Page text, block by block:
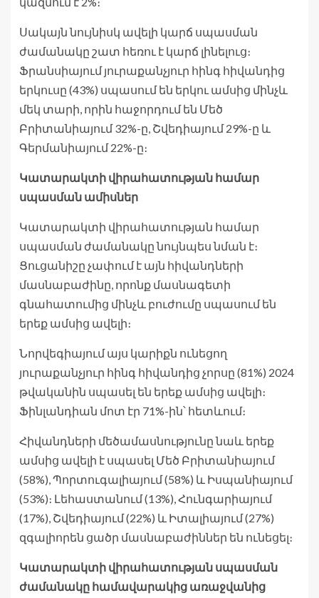
Սակայն նույնիսկ ավելի կարճ սպասման
ժամանակը շատ հեռու է կարճ լինելուց։
Ֆրանսիայում յուրաքանչյուր հինգ հիվանդից
երկուսը (43%) սպասում են երկու ամսից մինչև
մեկ տարի, որին հաջորդում են Մեծ
Բրիտանիայում 32%-ը, Շվեդիայում 29%-ը և
Գերմանիայում 22%-ը։
Կատարակտի վիրահատության համար
սպասման ամիսներ
Կատարակտի վիրահատության համար
սպասման ժամանակը նույնպես նման է։
Ցուցանիշը չափում է այն հիվանդների
մասնաբաժինը, որոնք մասնագետի
գնահատումից մինչև բուժումը սպասում են
երեք ամսից ավելի։
Նորվեգիայում այս կարիքն ունեցող
յուրաքանչյուր հինգ հիվանդից չորսը (81%) 2024
թվականին սպասել են երեք ամսից ավելի։
Ֆինլանդիան մոտ էր 71%-ին՝ հետևում։
Հիվանդների մեծամասնությունը նաև երեք
ամսից ավելի է սպասել Մեծ Բրիտանիայում
(58%), Պորտուգալիայում (58%) և Իսպանիայում
(53%)։ Լեհաստանում (13%), Հունգարիայում
(17%), Շվեդիայում (22%) և Իտալիայում (27%)
զգալիորեն ցածր մասնաբաժիններ են ունեցել։
Կատարակտի վիրահատության սպասման
ժամանակը համավարակից առաջվանից